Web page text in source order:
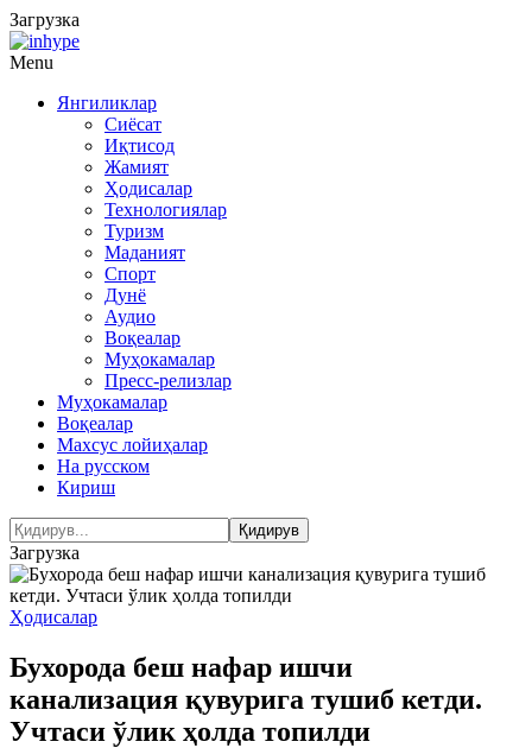
Загрузка
Menu
Янгиликлар
Сиёсат
Иқтисод
Жамият
Ҳодисалар
Технологиялар
Туризм
Маданият
Спорт
Дунё
Аудио
Воқеалар
Муҳокамалар
Пресс-релизлар
Муҳокамалар
Воқеалар
Махсус лойиҳалар
На русском
Кириш
Загрузка
Ҳодисалар
Бухорода беш нафар ишчи
канализация қувурига тушиб кетди.
Учтаси ўлик ҳолда топилди